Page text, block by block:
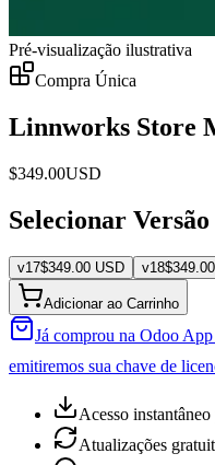
Pré-visualização ilustrativa
Compra Única
Linnworks Store
$349.00USD
Selecionar
v17$349.00 USD v18$349.00
Adicionar ao Carrinho
Já comprou na Odoo App
emitiremos sua chave de
Acesso
Atualizações